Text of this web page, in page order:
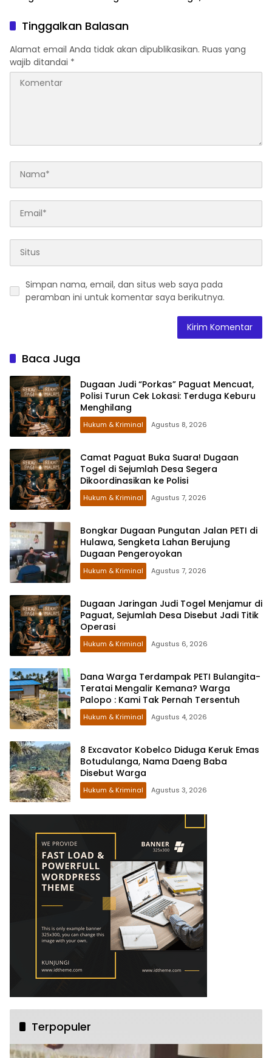
Tersentuh
Tinggalkan Balasan
Alamat email Anda tidak akan dipublikasikan. Ruas yang
wajib ditandai *
Simpan nama, email, dan situs web saya pada
peramban ini untuk komentar saya berikutnya.
Baca Juga
Dugaan Judi “Porkas” Paguat Mencuat,
Polisi Turun Cek Lokasi: Terduga Keburu
Menghilang
Hukum & Kriminal Agustus 8, 2026
Camat Paguat Buka Suara! Dugaan
Togel di Sejumlah Desa Segera
Dikoordinasikan ke Polisi
Hukum & Kriminal Agustus 7, 2026
Bongkar Dugaan Pungutan Jalan PETI di
Hulawa, Sengketa Lahan Berujung
Dugaan Pengeroyokan
Hukum & Kriminal Agustus 7, 2026
Dugaan Jaringan Judi Togel Menjamur di
Paguat, Sejumlah Desa Disebut Jadi Titik
Operasi
Hukum & Kriminal Agustus 6, 2026
Dana Warga Terdampak PETI Bulangita-
Teratai Mengalir Kemana? Warga
Palopo : Kami Tak Pernah Tersentuh
Hukum & Kriminal Agustus 4, 2026
8 Excavator Kobelco Diduga Keruk Emas
Botudulanga, Nama Daeng Baba
Disebut Warga
Hukum & Kriminal Agustus 3, 2026
Terpopuler